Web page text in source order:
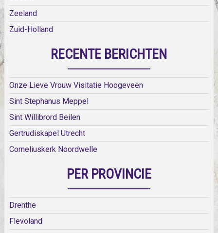
Zeeland
Zuid-Holland
RECENTE BERICHTEN
Onze Lieve Vrouw Visitatie Hoogeveen
Sint Stephanus Meppel
Sint Willibrord Beilen
Gertrudiskapel Utrecht
Corneliuskerk Noordwelle
PER PROVINCIE
Drenthe
Flevoland